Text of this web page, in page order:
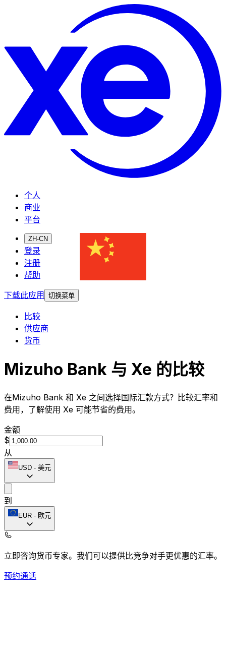
个人
商业
平台
ZH-CN
登录
注册
帮助
下载此应用
切换菜单
比较
供应商
货币
Mizuho Bank 与 Xe 的比较
在Mizuho Bank 和 Xe 之间选择国际汇款方式？比较汇率和
费用，了解使用 Xe 可能节省的费用。
金额
$
从
USD - 美元
到
EUR - 欧元
立即咨询货币专家。 我们可以提供比竞争对手更优惠的汇率。
预约通话